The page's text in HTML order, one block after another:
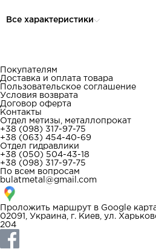
Все характеристики
Покупателям
Доставка и оплата товара
Пользовательское соглашение
Условия возврата
Договор оферта
Контакты
Отдел метизы, металлопрокат
+38 (098) 317-97-75
+38 (063) 454-40-69
Отдел гидравлики
+38 (050) 504-43-18
+38 (098) 317-97-75
По всем вопросам
bulatmetal@gmail.com
Проложить маршрут в Google
02091, Украина, г. Киев, ул.
204